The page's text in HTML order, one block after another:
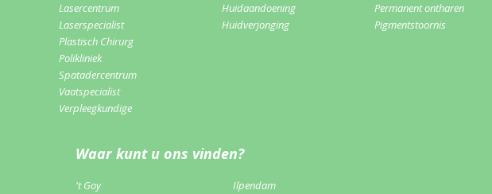
Lasercentrum
Laserspecialist
Plastisch Chirurg
Polikliniek
Spatadercentrum
Vaatspecialist
Verpleegkundige
Huidaandoening
Huidverjonging
Permanent ontharen
Pigmentstoornis
Waar kunt u ons vinden?
't Goy
Ilpendam